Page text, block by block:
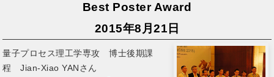
Best Poster Award
2015年8月21日
量子プロセス理工学専攻 博士後期課
程 Jian-Xiao YANさん